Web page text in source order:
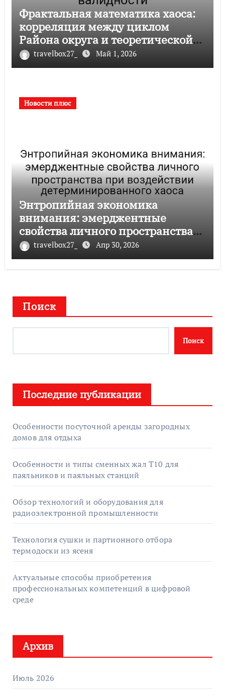
Фрактальная математика хаоса:
корреляция между циклом
Района округа и теоретической
валидности
travelbox27_ Май 1, 2026
Новости плюс
Энтропийная экономика
внимания: эмерджентные
свойства личного пространства
при воздействии
детерминированного хаоса
travelbox27_ Апр 30, 2026
Поиск
Поиск
Последние публикации
Особенности посуточной аренды загородных
домов для отдыха
Особенности и типы сменных жал T10 для
паяльников и паяльных станций
Обзор технологий и оборудования для
радиоэлектронной промышленности
Технология сушки и партионного отбора
термодоски из ясеня
Актуальные способы приобретения
профессиональных компетенций в цифровой
среде
Архив
Июль 2026